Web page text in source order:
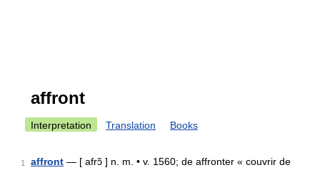
affront
Interpretation Translation Books
1 affront — [ afrɔ̃ ] n. m. • v. 1560; de affronter « couvrir de